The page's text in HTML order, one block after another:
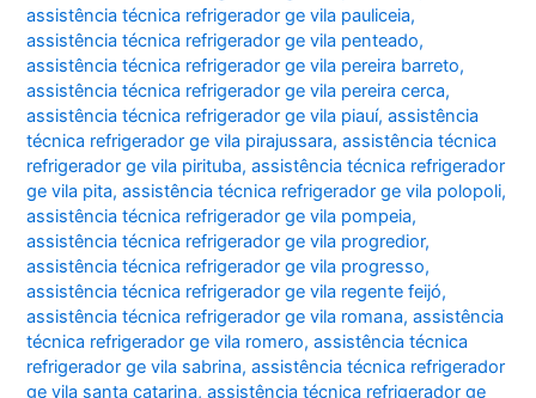
assistência técnica refrigerador ge vila pauliceia,
assistência técnica refrigerador ge vila penteado,
assistência técnica refrigerador ge vila pereira barreto,
assistência técnica refrigerador ge vila pereira cerca,
assistência técnica refrigerador ge vila piauí,assistência
técnica refrigerador ge vila pirajussara,assistência técnica
refrigerador ge vila pirituba,assistência técnica refrigerador
ge vila pita,assistência técnica refrigerador ge vila polopoli,
assistência técnica refrigerador ge vila pompeia,
assistência técnica refrigerador ge vila progredior,
assistência técnica refrigerador ge vila progresso,
assistência técnica refrigerador ge vila regente feijó,
assistência técnica refrigerador ge vila romana,assistência
técnica refrigerador ge vila romero,assistência técnica
refrigerador ge vila sabrina,assistência técnica refrigerador
ge vila santa catarina,assistência técnica refrigerador ge